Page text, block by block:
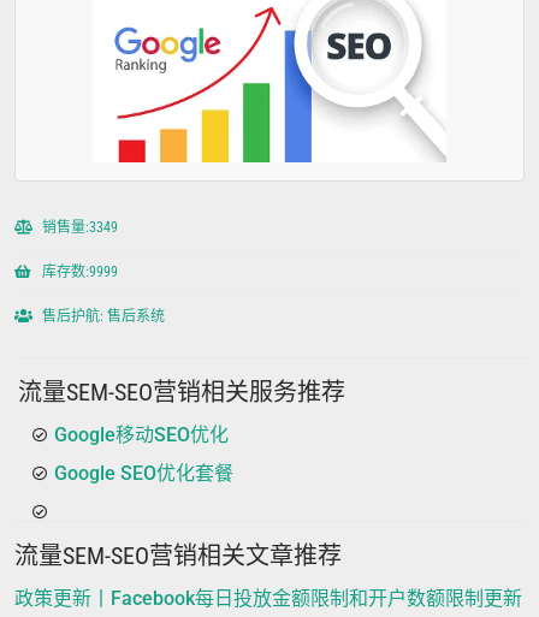
销售量:3349
库存数:9999
售后护航: 售后系统
流量SEM-SEO营销相关服务推荐
Google移动SEO优化
Google SEO优化套餐
流量SEM-SEO营销相关文章推荐
政策更新丨Facebook每日投放金额限制和开户数额限制更新